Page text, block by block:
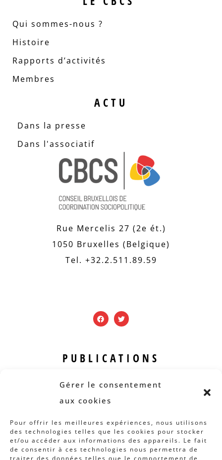
Gérer le consentement
aux cookies
Pour offrir les meilleures expériences, nous utilisons
des technologies telles que les cookies pour stocker
et/ou accéder aux informations des appareils. Le fait
de consentir à ces technologies nous permettra de
traiter des données telles que le comportement de
Qui sommes-nous ?
Histoire
Rapports d’activités
Membres
ACTU
Dans la presse
Dans l'associatif
Rue Mercelis 27 (2e ét.)
1050 Bruxelles (Belgique)
Tel. +32.2.511.89.59
PUBLICATIONS
Revue B.I.S.
Rapports et analyses
Articles
AUTRES INFOS